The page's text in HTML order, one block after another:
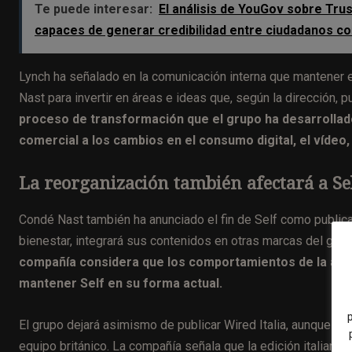
Te puede interesar: El análisis de YouGov sobre
capaces de generar credibilidad entre ciudadanos
Lynch ha señalado en la comunicación interna que
Nast para invertir en áreas e ideas que, según la dirección,
proceso de transformación que el grupo ha
comercial a los cambios en el consumo digital, el
La reorganización también afectará a
Condé Nast también ha anunciado el fin de Self como
bienestar, integrará sus contenidos en otras marcas del
compañía considera que los comportamientos de la
mantener Self en su forma actual.
El grupo dejará asimismo de publicar Wired Italia, aunque
equipo británico. La compañía señala que la edición italiana